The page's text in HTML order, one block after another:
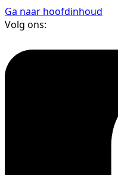
Ga naar hoofdinhoud
Volg ons: